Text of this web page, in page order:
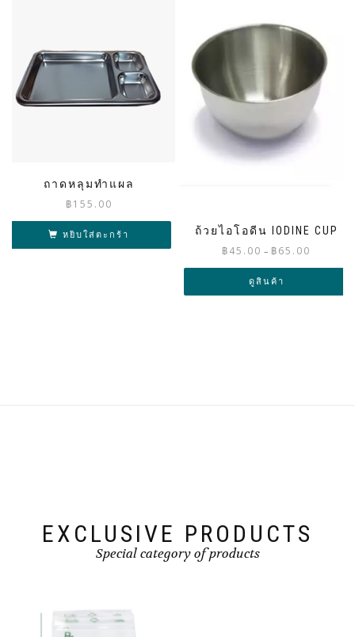
ถาดหลุมทำแผล
฿155.00
หยิบใส่ตะกร้า ถ้วยไอโอดีน IODINE CUP
฿45.00 – ฿65.00
range:
through
ดูสินค้า
EXCLUSIVE PRODUCTS
Special category of products